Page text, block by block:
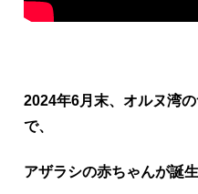
2024年6月末、オルヌ湾
で、
アザラシの赤ちゃんが誕